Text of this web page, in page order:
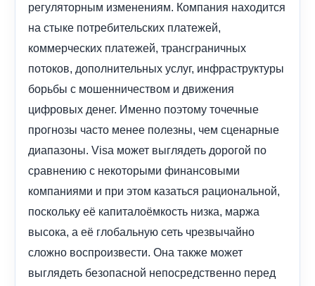
регуляторным изменениям. Компания находится
на стыке потребительских платежей,
коммерческих платежей, трансграничных
потоков, дополнительных услуг, инфраструктуры
борьбы с мошенничеством и движения
цифровых денег. Именно поэтому точечные
прогнозы часто менее полезны, чем сценарные
диапазоны. Visa может выглядеть дорогой по
сравнению с некоторыми финансовыми
компаниями и при этом казаться рациональной,
поскольку её капиталоёмкость низка, маржа
высока, а её глобальную сеть чрезвычайно
сложно воспроизвести. Она также может
выглядеть безопасной непосредственно перед